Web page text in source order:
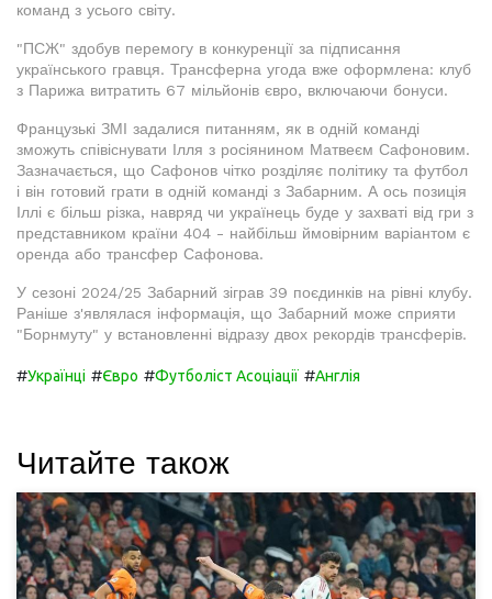
команд з усього світу.
"ПСЖ" здобув перемогу в конкуренції за підписання
українського гравця. Трансферна угода вже оформлена: клуб
з Парижа витратить 67 мільйонів євро, включаючи бонуси.
Французькі ЗМІ задалися питанням, як в одній команді
зможуть співіснувати Ілля з росіянином Матвеєм Сафоновим.
Зазначається, що Сафонов чітко розділяє політику та футбол
і він готовий грати в одній команді з Забарним. А ось позиція
Іллі є більш різка, навряд чи українець буде у захваті від гри з
представником країни 404 - найбільш ймовірним варіантом є
оренда або трансфер Сафонова.
У сезоні 2024/25 Забарний зіграв 39 поєдинків на рівні клубу.
Раніше з'являлася інформація, що Забарний може сприяти
"Борнмуту" у встановленні відразу двох рекордів трансферів.
#Українці #Євро #Футболіст Асоціації #Англія
Читайте також